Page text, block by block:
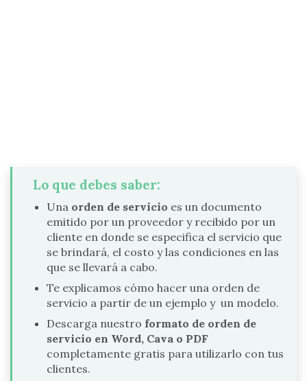
Lo que debes saber:
Una orden de servicio es un documento
emitido por un proveedor y recibido por un
cliente en donde se especifica el servicio que
se brindará, el costo y las condiciones en las
que se llevará a cabo.
Te explicamos cómo hacer una orden de
servicio a partir de un ejemplo y un modelo.
Descarga nuestro formato de orden de
servicio en Word, Cava o PDF
completamente gratis para utilizarlo con tus
clientes.